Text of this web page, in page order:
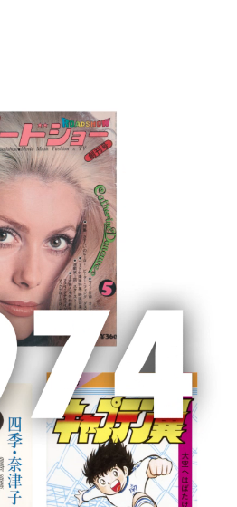
日新聞、聖教新聞